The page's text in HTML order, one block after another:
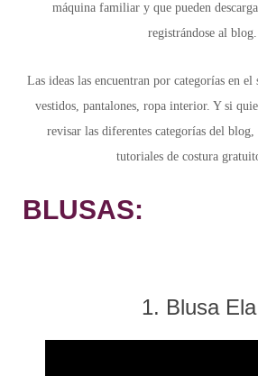
máquina familiar y que pueden
registrándose al blog.
Las ideas las encuentran por categorías en
vestidos, pantalones, ropa interior. Y si
revisar las diferentes categorías del blog,
tutoriales de costura
BLUSAS:
1. Blusa